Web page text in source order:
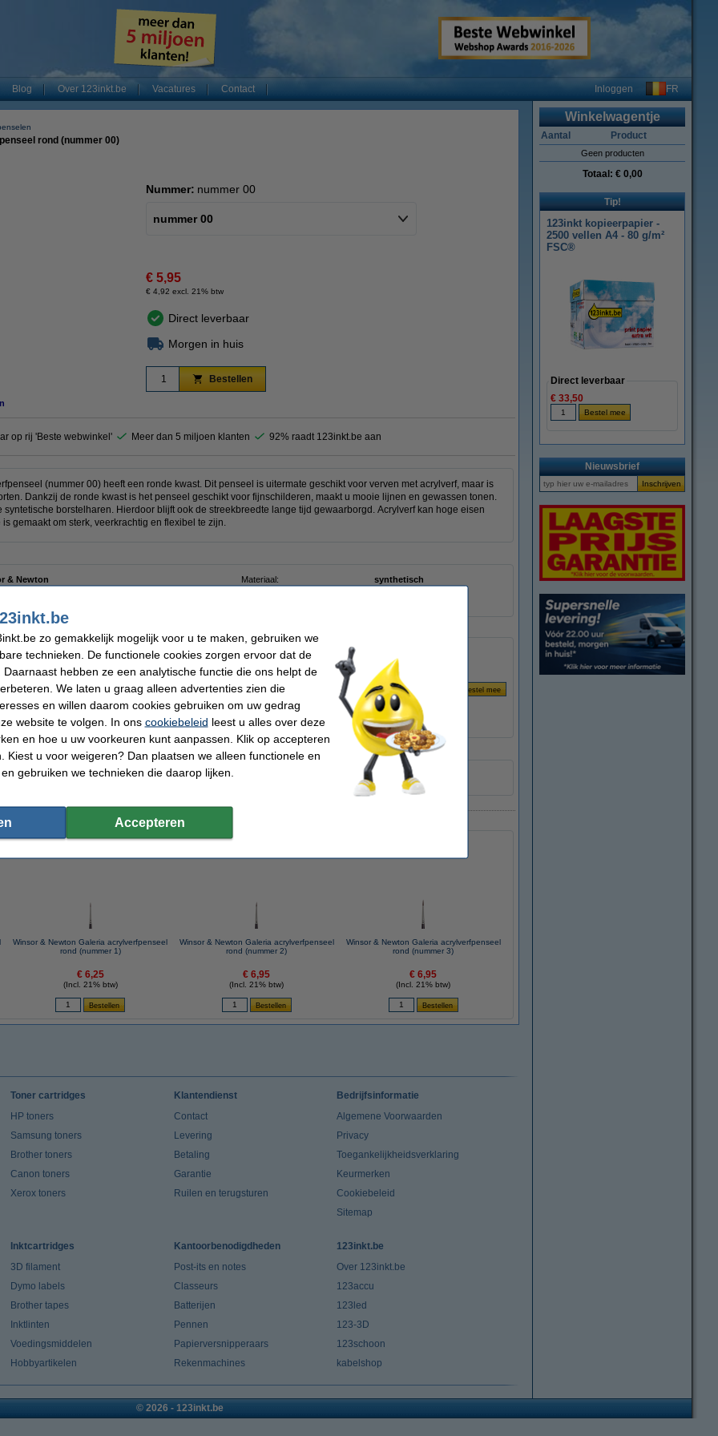
Blog Over 123inkt.be Vacatures Contact Inloggen FR
rond (nummer 00)
Nummer: nummer 00
nummer 00
€ 5,95
€ 4,92 excl. 21% btw
Direct leverbaar
Morgen in huis
Bestellen
op rij 'Beste webwinkel' Meer dan 5 miljoen klanten 92% raadt 123inkt.be aan
(nummer 00) heeft een ronde kwast. Dit penseel is uitermate geschikt voor verven met acrylverf, maar is
Dankzij de ronde kwast is het penseel geschikt voor fijnschilderen, maakt u mooie lijnen en gewassen tonen.
syntetische borstelharen. Hierdoor blijft ook de streekbreedte lange tijd gewaarborgd. Acrylverf kan hoge eisen
gemaakt om sterk, veerkrachtig en flexibel te zijn.
& Newton Materiaal:
synthetisch
(75 ml)
Acrylverf hulpmiddelen
artikel ook besteld hebben
Winsor & Newton Galeria acrylverfpenseel
rond (nummer 1)
€ 6,25
(Incl. 21% btw)
Winsor & Newton Galeria acrylverfpenseel
rond (nummer 2)
€ 6,95
(Incl. 21% btw)
Winsor & Newton Galeria acrylverfpenseel
rond (nummer 3)
€ 6,95
(Incl. 21% btw)
Winkelwagentje
Aantal Product
Geen producten
Totaal: € 0,00
Tip!
123inkt kopieerpapier -
2500 vellen A4 - 80 g/m²
FSC®
Direct leverbaar
€ 33,50
Nieuwsbrief
Toner cartridges
HP toners
Samsung toners
Brother toners
Canon toners
Xerox toners
Klantendienst
Contact
Levering
Betaling
Garantie
Ruilen en terugsturen
Bedrijfsinformatie
Algemene Voorwaarden
Privacy
Toegankelijkheidsverklaring
Keurmerken
Cookiebeleid
Sitemap
Inktcartridges
3D filament
Dymo labels
Brother tapes
Inktlinten
Voedingsmiddelen
Hobbyartikelen
Kantoorbenodigdheden
Post-its en notes
Classeurs
Batterijen
Pennen
Papierversnipperaars
Rekenmachines
123inkt.be
Over 123inkt.be
123accu
123led
123-3D
123schoon
kabelshop
© 2026 - 123inkt.be
zo gemakkelijk mogelijk voor u te maken, gebruiken we
technieken. De functionele cookies zorgen ervoor dat de
hebben ze een analytische functie die ons helpt de
We laten u graag alleen advertenties zien die
en willen daarom cookies gebruiken om uw gedrag
website te volgen. In ons cookiebeleid leest u alles over deze
en hoe u uw voorkeuren kunt aanpassen. Klik op accepteren
Kiest u voor weigeren? Dan plaatsen we alleen functionele en
gebruiken we technieken die daarop lijken.
Accepteren